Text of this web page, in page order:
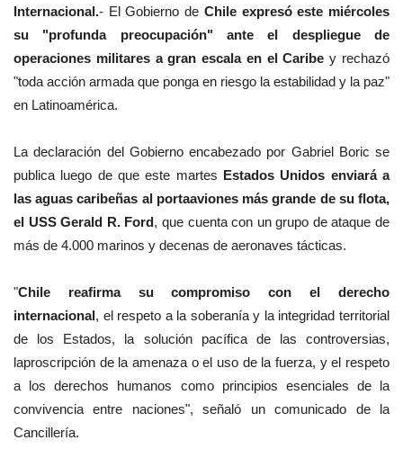
Internacional.- El Gobierno de Chile expresó este miércoles
su "profunda preocupación" ante el despliegue de
operaciones militares a gran escala en el Caribe y rechazó
"toda acción armada que ponga en riesgo la estabilidad y la paz"
en Latinoamérica.
La declaración del Gobierno encabezado por Gabriel Boric se
publica luego de que este martes Estados Unidos enviará a
las aguas caribeñas al portaaviones más grande de su flota,
el USS Gerald R. Ford, que cuenta con un grupo de ataque de
más de 4.000 marinos y decenas de aeronaves tácticas.
"Chile reafirma su compromiso con el derecho
internacional, el respeto a la soberanía y la integridad territorial
de los Estados, la solución pacífica de las controversias,
laproscripción de la amenaza o el uso de la fuerza, y el respeto
a los derechos humanos como principios esenciales de la
convivencia entre naciones", señaló un comunicado de la
Cancillería.